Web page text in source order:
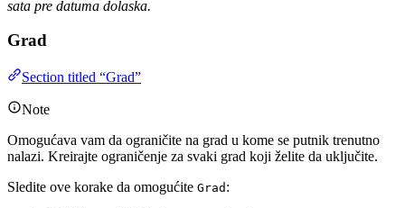
sata pre datuma dolaska.
Grad
Section titled “Grad”
Note
Omogućava vam da ograničite na grad u kome se putnik trenutno
nalazi. Kreirajte ograničenje za svaki grad koji želite da uključite.
Sledite ove korake da omogućite Grad :